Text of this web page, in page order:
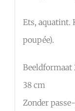
Ets, aquatint.
poupée).
Beeldformaat
38 cm
Zonder